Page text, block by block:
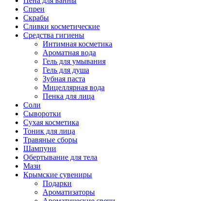
Спреи
Скрабы
Сливки косметические
Средства гигиены
Интимная косметика
Ароматная вода
Гель для умывания
Гель для душа
Зубная паста
Мицеллярная вода
Пенка для лица
Соли
Сыворотки
Сухая косметика
Тоник для лица
Травяные сборы
Шампуни
Обертывание для тела
Мази
Крымские сувениры
Подарки
Ароматизаторы